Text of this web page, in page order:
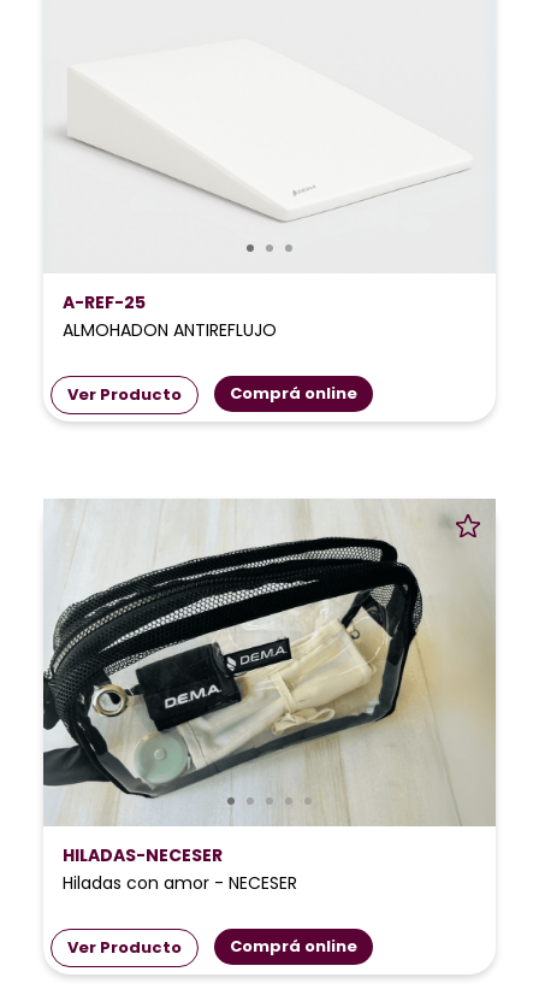
A-REF-25
ALMOHADON ANTIREFLUJO
Ver Producto Comprá online
HILADAS-NECESER
Hiladas con amor - NECESER
Ver Producto Comprá online